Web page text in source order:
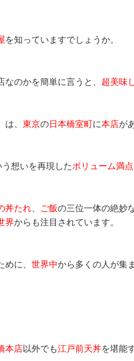
を知っていますでしょうか。
なのかを簡単に言うと、 超美味
」は、 東京の日本橋室町に本店が
う想いを再現したボリューム満
丼たれ ご飯の三位一体の絶妙
界からも注目されています。
めに、 世界中から多くの人が集
本店以外でも江戸前天丼を堪能